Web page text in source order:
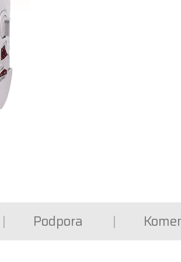
Podpora